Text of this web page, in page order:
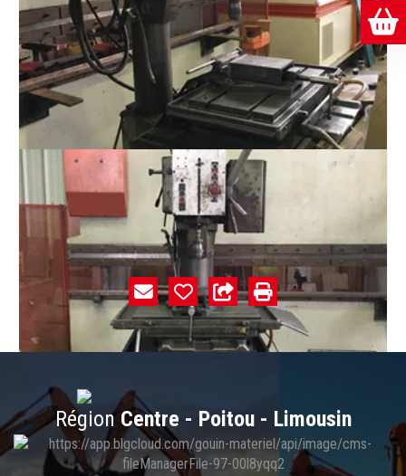
Perceuse à colonneADAM MC50FAS#E002089
Prix sur demande
Caractéristiques
Marque
ADAM
Référence
E002089
Année approximative
2000
Bon état
Numéro de parc
PC224
Région Centre - Poitou - Limousin